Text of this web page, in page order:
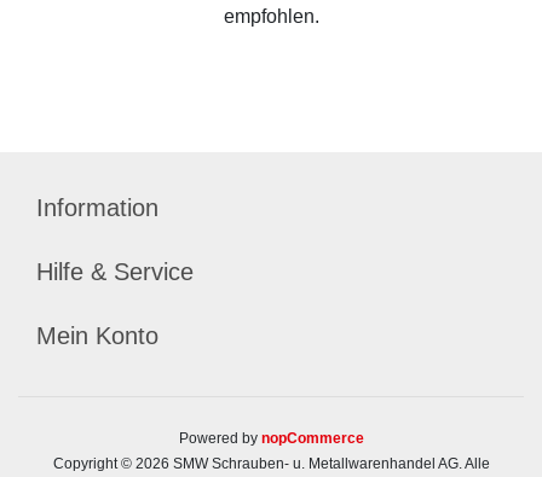
empfohlen.
Information
Hilfe & Service
Mein Konto
Powered by nopCommerce
Copyright © 2026 SMW Schrauben- u. Metallwarenhandel AG. Alle